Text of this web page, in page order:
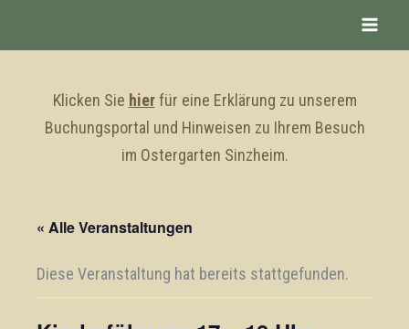
Klicken Sie hier für eine Erklärung zu unserem
Buchungsportal und Hinweisen zu Ihrem Besuch
im Ostergarten Sinzheim.
« Alle Veranstaltungen
Diese Veranstaltung hat bereits stattgefunden.